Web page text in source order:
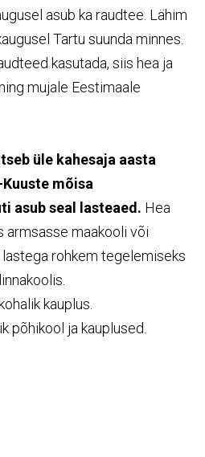
asub ka raudtee. Lähim
Tartu suunda minnes.
kasutada, siis hea ja
mujale Eestimaale
üle kahesaja aasta
mõisa
asub seal lasteaed. Hea
armsasse maakooli või
lastega rohkem tegelemiseks
kauplus.
põhikool ja kauplused.